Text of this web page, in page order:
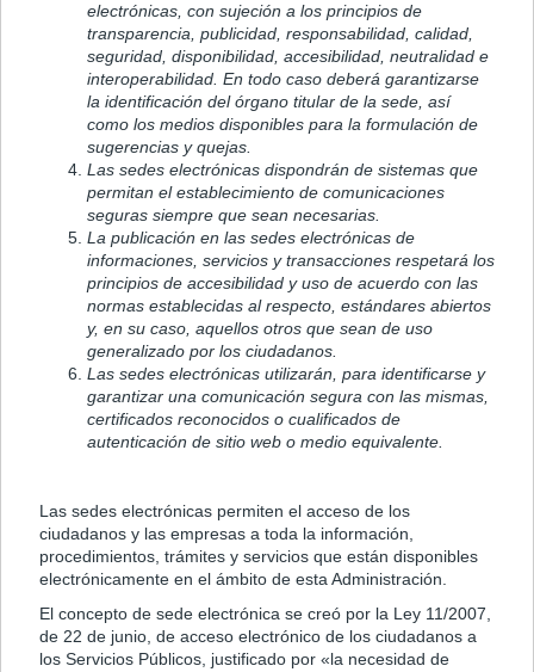
electrónicas, con sujeción a los principios de
transparencia, publicidad, responsabilidad, calidad,
seguridad, disponibilidad, accesibilidad, neutralidad e
interoperabilidad. En todo caso deberá garantizarse
la identificación del órgano titular de la sede, así
como los medios disponibles para la formulación de
sugerencias y quejas.
Las sedes electrónicas dispondrán de sistemas que
permitan el establecimiento de comunicaciones
seguras siempre que sean necesarias.
La publicación en las sedes electrónicas de
informaciones, servicios y transacciones respetará los
principios de accesibilidad y uso de acuerdo con las
normas establecidas al respecto, estándares abiertos
y, en su caso, aquellos otros que sean de uso
generalizado por los ciudadanos.
Las sedes electrónicas utilizarán, para identificarse y
garantizar una comunicación segura con las mismas,
certificados reconocidos o cualificados de
autenticación de sitio web o medio equivalente.
Las sedes electrónicas permiten el acceso de los
ciudadanos y las empresas a toda la información,
procedimientos, trámites y servicios que están disponibles
electrónicamente en el ámbito de esta Administración.
El concepto de sede electrónica se creó por la Ley 11/2007,
de 22 de junio, de acceso electrónico de los ciudadanos a
los Servicios Públicos, justificado por «la necesidad de